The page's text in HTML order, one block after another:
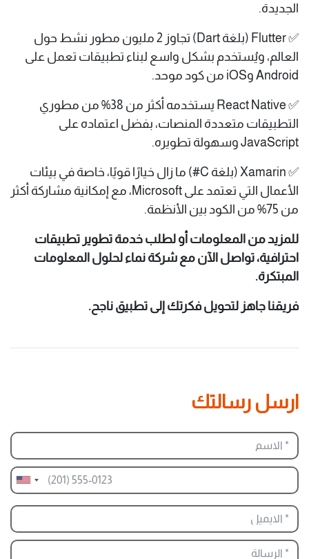
الجديدة.
✅ Flutter (بلغة Dart) تجاوز 2 مليون مطور نشط حول
العالم، ويُستخدم بشكل واسع لبناء تطبيقات تعمل على
Android وiOS من كود موحد.
✅ React Native يستخدمه أكثر من 38% من مطوري
التطبيقات متعددة المنصات، بفضل اعتماده على
JavaScript وسهولة تطويره.
✅ Xamarin (بلغة C#) ما زال خيارًا قويًا، خاصة في بيئات
الأعمال التي تعتمد على Microsoft، مع إمكانية مشاركة أكثر
من 75% من الكود بين الأنظمة.
للمزيد من المعلومات أو لطلب خدمة تطوير تطبيقات
احترافية، تواصل الآن مع شركة نماء لحلول المعلومات
المبتكرة.
فريقنا جاهز لتحويل فكرتك إلى تطبيق ناجح.
ارسل رسالتك